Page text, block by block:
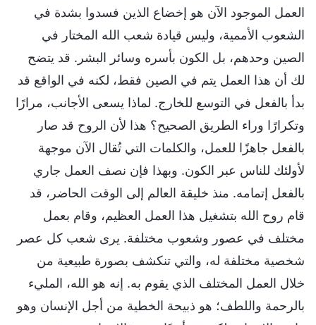
العمل الموجود الآن هو إخضاع الذين فسدوا بشدة في
الشعوب الأممية، وليس قيادة شعب الله المختار في
الصين وحدهم، بل الكون بأسره وسائر البشر. قد يتضح
لك أن هذا العمل يتم في الصين فقط، لكنه في الواقع قد
بدأ بالفعل في التوسع للخارج. لماذا يسعى الأجانب، مرارًا
وتكرارًا وراء الطريق الصحيح؟ هذا لأن الروح قد صار
بالفعل جاهزًا للعمل، والكلمات التي تُقال الآن موجهة
لأولئك للناس عبر الكون. وبهذا فإن نصف العمل جاري
بالفعل إتمامه. منذ خليقة العالم إلى الوقت الحاضر، قد
قام روح الله بتشغيل هذا العمل العظيم، وقام بعمل
مختلف في عصور وشعوب مختلفة. يرى شعب كل عصر
شخصية مختلفة له، والتي تنكشف بصورة طبيعية من
خلال العمل المختلف الذي يقوم به. إنه هو الله، المليء
بالرحمة واللطف؛ هو ذبيحة الخطية من أجل الإنسان وهو